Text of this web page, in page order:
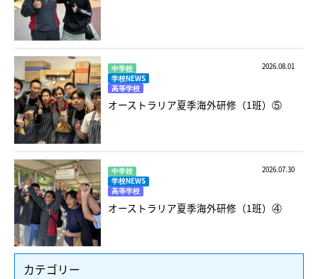
中学校
学校NEWS
高等学校
2026.08.01
オーストラリア夏季海外研修（1班）⑤
中学校
学校NEWS
高等学校
2026.07.30
オーストラリア夏季海外研修（1班）④
カテゴリー